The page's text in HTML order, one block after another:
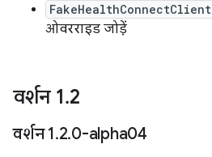
FakeHealthConnectClient
ओवरराइड जोड़ें
वर्शन 1.2
वर्शन 1.2.0-alpha04